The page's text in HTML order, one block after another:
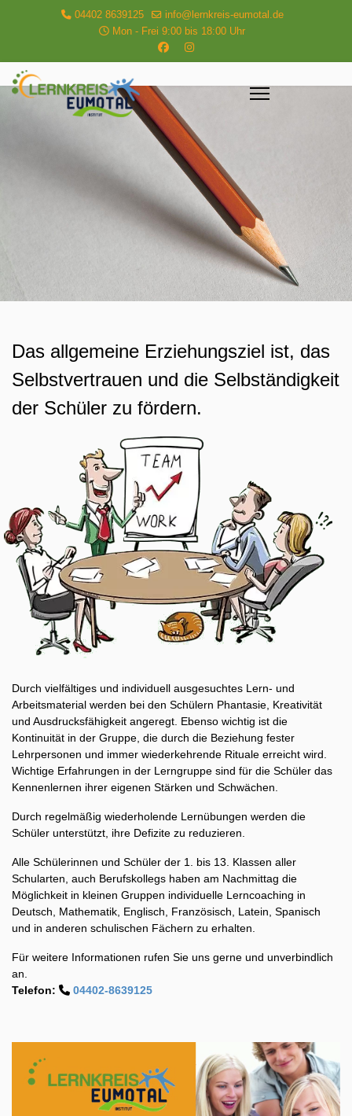
04402 8639125
info@lernkreis-eumotal.de
Mon - Frei 9:00 bis 18:00 Uhr
Das allgemeine Erziehungsziel ist, das
Selbstvertrauen und die Selbständigkeit
der Schüler zu fördern.
Durch vielfältiges und individuell ausgesuchtes Lern- und
Arbeitsmaterial werden bei den Schülern Phantasie, Kreativität
und Ausdrucksfähigkeit angeregt. Ebenso wichtig ist die
Kontinuität in der Gruppe, die durch die Beziehung fester
Lehrpersonen und immer wiederkehrende Rituale erreicht wird.
Wichtige Erfahrungen in der Lerngruppe sind für die Schüler das
Kennenlernen ihrer eigenen Stärken und Schwächen.
Durch regelmäßig wiederholende Lernübungen werden die
Schüler unterstützt, ihre Defizite zu reduzieren.
Alle Schülerinnen und Schüler der 1. bis 13. Klassen aller
Schularten, auch Berufskollegs haben am Nachmittag die
Möglichkeit in kleinen Gruppen individuelle Lerncoaching in
Deutsch, Mathematik, Englisch, Französisch, Latein, Spanisch
und in anderen schulischen Fächern zu erhalten.
Für weitere Informationen rufen Sie uns gerne und unverbindlich
an.
Telefon:
04402-8639125